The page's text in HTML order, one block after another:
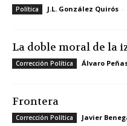
Política J.L. González Quirós -
La doble moral de la
Corrección Política Álvaro
Frontera
Corrección Política Javier